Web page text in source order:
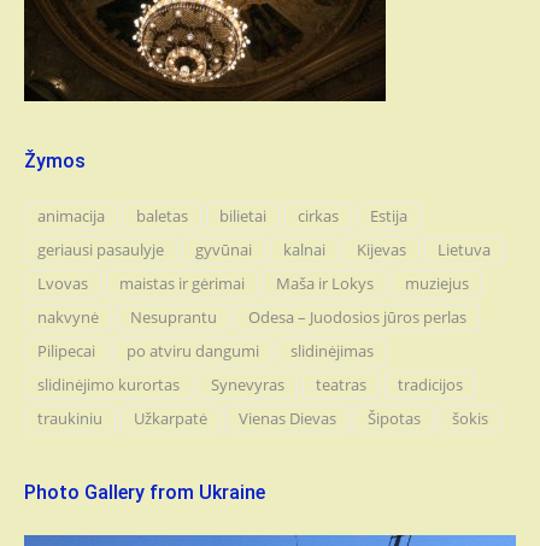
Žymos
animacija baletas bilietai cirkas
Estija
geriausi pasaulyje
gyvūnai kalnai Kijevas
Lietuva
Lvovas
maistas ir gėrimai Maša ir Lokys
muziejus
nakvynė
Nesuprantu
Odesa – Juodosios jūros perlas
Pilipecai
po atviru dangumi
slidinėjimas
slidinėjimo kurortas
Synevyras teatras
tradicijos
traukiniu
Užkarpatė Vienas Dievas Šipotas šokis
Photo Gallery from Ukraine